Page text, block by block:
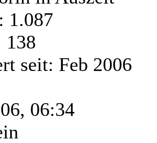
1.087
138
seit: Feb 2006
06:34